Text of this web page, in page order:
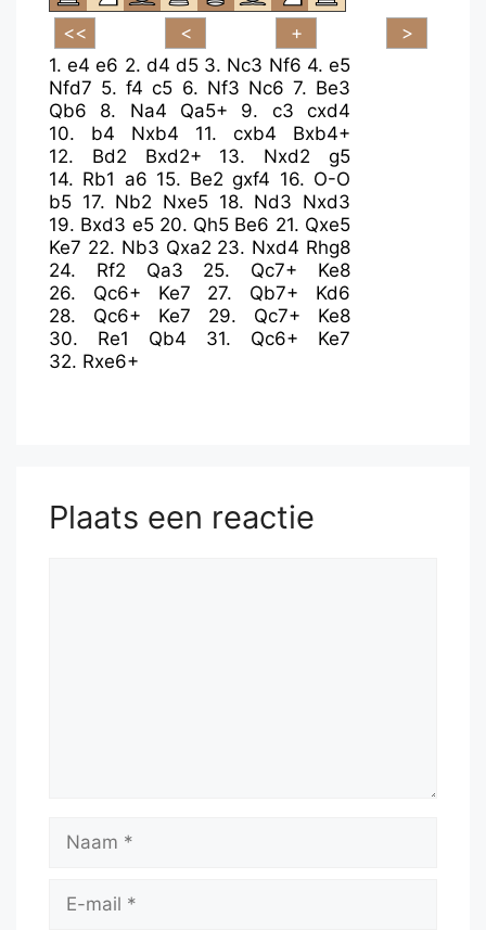
1.e4 e6 2. d4 d5 3. Nc3 Nf6 4.e5
Nfd7 5.f4 c5 6. Nf3 Nc6 7. Be3
Qb6
8. Na4 Qa5+ 9. c3
cxd4
10. b4 Nxb4 11. cxb4
Bxb4+
12. Bd2 Bxd2+ 13. Nxd2
g5
14. Rb1 a6 15. Be2 gxf4 16. O-O
b5 17. Nb2 Nxe5 18. Nd3 Nxd3
19. Bxd3 e5 20. Qh5 Be6 21. Qxe5
Ke7 22. Nb3 Qxa2 23. Nxd4 Rhg8
24. Rf2 Qa3 25. Qc7+
Ke8
26. Qc6+ Ke7 27. Qb7+
Kd6
28. Qc6+ Ke7 29. Qc7+
Ke8
30. Re1 Qb4 31. Qc6+
Ke7
32. Rxe6+
Plaats een reactie
Naam